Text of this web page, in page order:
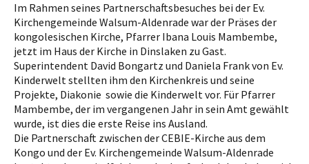
Im Rahmen seines Partnerschaftsbesuches bei der Ev.
Kirchengemeinde Walsum-Aldenrade war der Präses der
kongolesischen Kirche, Pfarrer Ibana Louis Mambembe,
jetzt im Haus der Kirche in Dinslaken zu Gast.
Superintendent David Bongartz und Daniela Frank von Ev.
Kinderwelt stellten ihm den Kirchenkreis und seine
Projekte, Diakonie sowie die Kinderwelt vor. Für Pfarrer
Mambembe, der im vergangenen Jahr in sein Amt gewählt
wurde, ist dies die erste Reise ins Ausland.
Die Partnerschaft zwischen der CEBIE-Kirche aus dem
Kongo und der Ev. Kirchengemeinde Walsum-Aldenrade